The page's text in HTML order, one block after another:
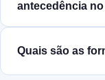
antecedência no
Quais são as